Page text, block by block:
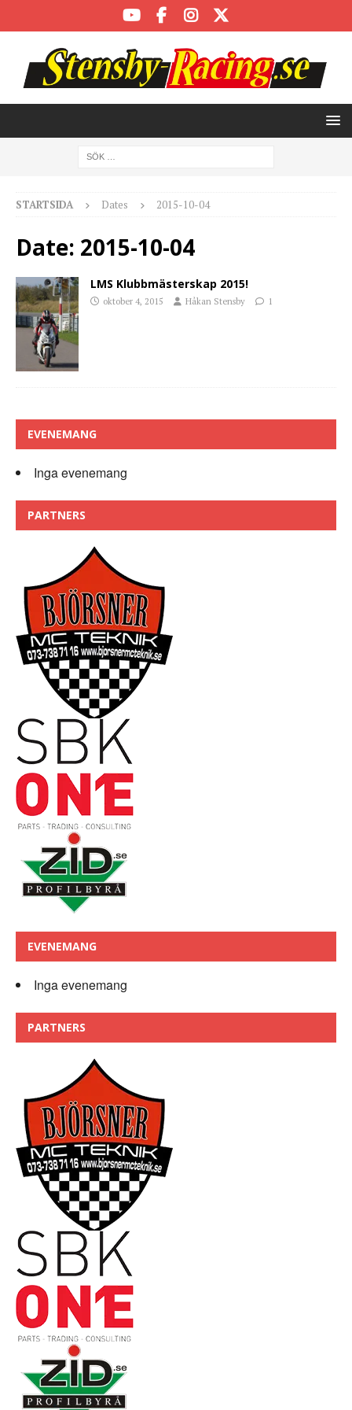
STARTSIDA Dates 2015-10-04
Date: 2015-10-04
LMS Klubbmästerskap 2015!
oktober 4, 2015 Håkan Stensby 1
EVENEMANG
Inga evenemang
PARTNERS
EVENEMANG
Inga evenemang
PARTNERS